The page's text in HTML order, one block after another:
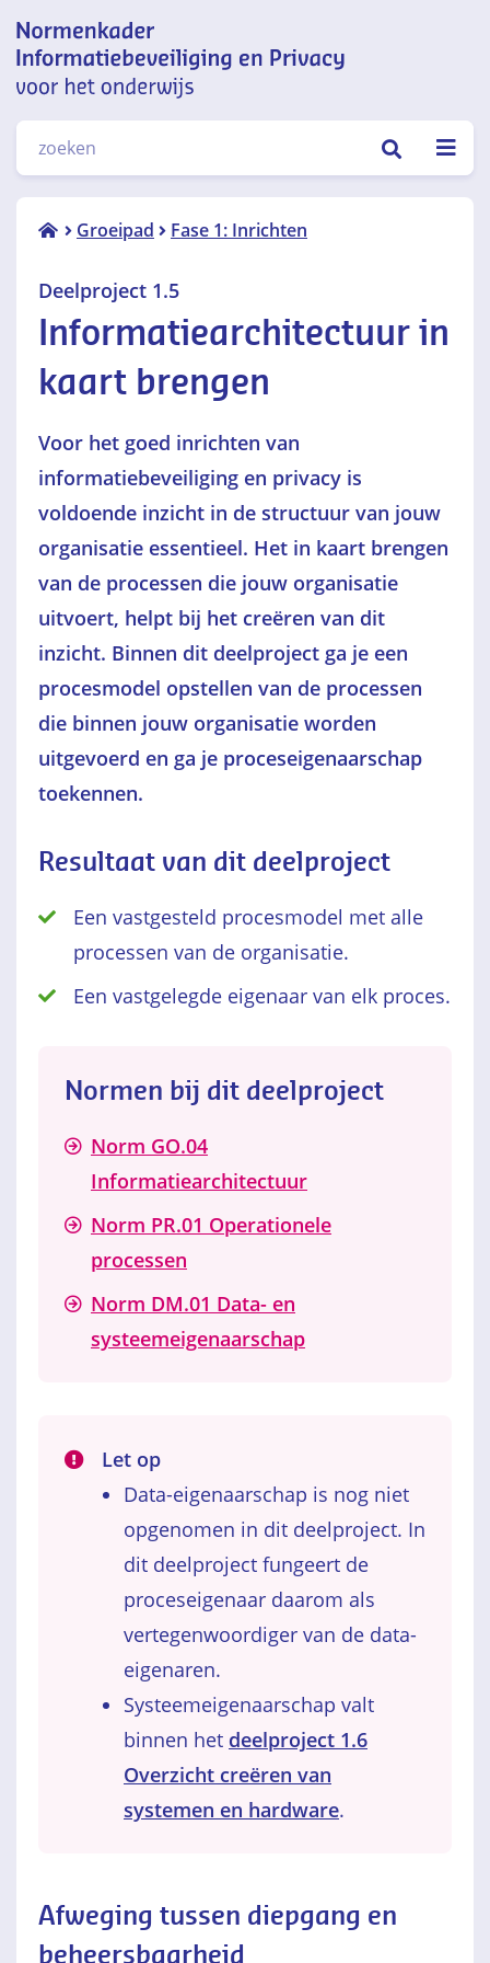
en privacy voor het onderwijs
ZOEKEN
Groeipad Fase 1: Inrichten
Deelproject 1.5
in kaart brengen
Deelproject 1.5
Informatiearchitectuur in
kaart brengen
Voor het goed inrichten van
informatiebeveiliging en privacy is
voldoende inzicht in de structuur van jouw
organisatie essentieel. Het in kaart brengen
van de processen die jouw organisatie
uitvoert, helpt bij het creëren van dit
inzicht. Binnen dit deelproject ga je een
procesmodel opstellen van de processen
die binnen jouw organisatie worden
uitgevoerd en ga je proceseigenaarschap
toekennen.
Resultaat van dit deelproject
Een vastgesteld procesmodel met alle
processen van de organisatie.
Een vastgelegde eigenaar van elk proces.
Normen bij dit deelproject
Norm GO.04
Informatiearchitectuur
Norm PR.01 Operationele
processen
Norm DM.01 Data- en
systeemeigenaarschap
Let op
Data-eigenaarschap is nog niet
opgenomen in dit deelproject. In
dit deelproject fungeert de
proceseigenaar daarom als
vertegenwoordiger van de data-
eigenaren.
Systeemeigenaarschap valt
binnen het deelproject 1.6
Overzicht creëren van
systemen en hardware.
Afweging tussen diepgang en
beheersbaarheid